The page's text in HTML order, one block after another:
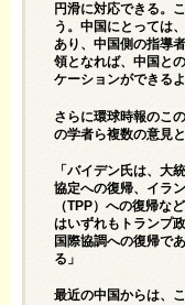
円滑に対応できる。
う。中国にとっては
あり、中国側の指導
領となれば、中国と
ケーションができる
さらに環球時報のこ
の学者ら複数の意見
「バイデン氏は、大
協定への復帰、イラ
（TPP）への復帰な
はいずれもトランプ
国際協調への復帰で
る」
最近の中国からは、